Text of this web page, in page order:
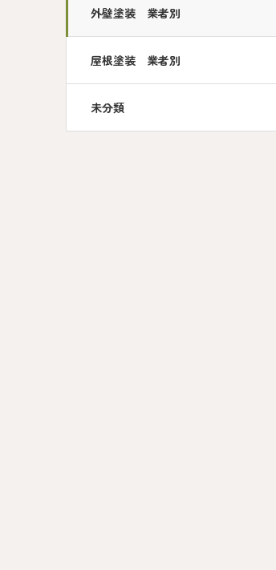
外壁塗装 業者別
屋根塗装 業者別
未分類